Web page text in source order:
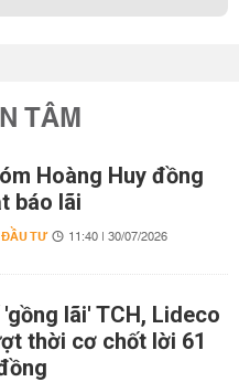
TÂM
Hoàng Huy đồng
báo lãi
TƯ 11:40 | 30/07/2026
'gồng lãi' TCH, Lideco
thời cơ chốt lời 61